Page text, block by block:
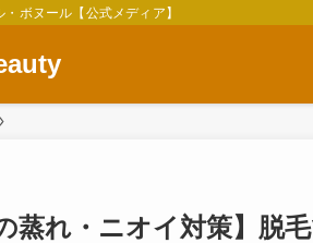
ボヌール【公式メディア】
蒸れ・ニオイ対策】脱